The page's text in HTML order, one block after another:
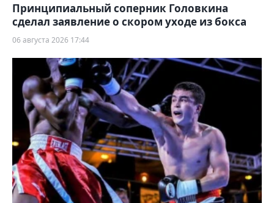
Принципиальный соперник Головкина
сделал заявление о скором уходе из бокса
06 августа 2026 17:44